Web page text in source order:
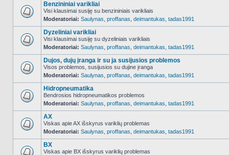
NO_UNREAD_POSTS
Benzininiai varikliai
Visi klausimai susiję su benzininiais varikliais
Moderatoriai: Saulynas proffanas deimantukas tadas1991
NO_UNREAD_POSTS
Dyzeliniai varikliai
Visi klausimai susiję su dyzeliniais varikliais
Moderatoriai: Saulynas proffanas deimantukas tadas1991
NO_UNREAD_POSTS
Dujos, dujų įranga ir su ja susijusios problemos
Visos problemos, susijusios su dujine įranga
Moderatoriai: Saulynas proffanas deimantukas tadas1991
NO_UNREAD_POSTS
Hidropneumatika
Bendrosios hidropneumatikos problemos
Moderatoriai: Saulynas proffanas deimantukas tadas1991
NO_UNREAD_POSTS
AX
Viskas apie AX išskyrus variklių problemas
Moderatoriai: Saulynas proffanas deimantukas tadas1991
BX
Viskas apie BX išskyrus variklių problemas